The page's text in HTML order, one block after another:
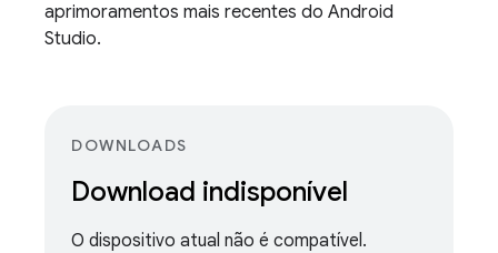
aprimoramentos mais recentes do Android
Studio.
DOWNLOADS
Download indisponível
O dispositivo atual não é compatível.